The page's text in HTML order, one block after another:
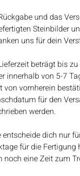
und das
Steinbilder
uns für dein
beträgt bis
innerhalb von 5-7
von vornherein
für den
werden.
entscheide dich nur
für die Fertigung
noch eine Zeit zum